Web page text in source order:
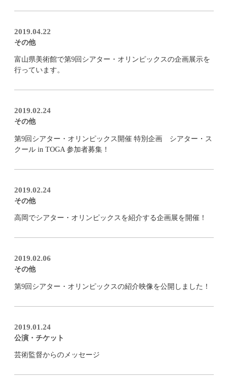
2019.04.22
その他
富山県美術館で第9回シアター・オリンピックスの企画展示を
行っています。
2019.02.24
その他
第9回シアター・オリンピックス開催 特別企画 シアター・ス
クール in TOGA 参加者募集！
2019.02.24
その他
高岡でシアター・オリンピックスを紹介する企画展を開催！
2019.02.06
その他
第9回シアター・オリンピックスの紹介映像を公開しました！
2019.01.24
公演・チケット
芸術監督からのメッセージ